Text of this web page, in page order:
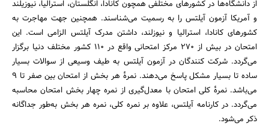
از دانشگاه‌ها در کشورهای مختلفی همچون کانادا، انگلستان، استرالیا، نیوزیلند
و آمریکا آزمون آیلتس را به رسمیت می‌شناسند. همچنین جهت مهاجرت به
کشورهای کانادا، استرالیا و نیوزلند، داشتن مدرک آیلتس الزامی است. این
امتحان در بیش از ۲۷۰ مرکز امتحانی واقع در ۱۱۰ کشور مختلف دنیا برگزار
می‌گردد. شرکت کنندگان در آزمون آیلتس به طیف وسیعی از سوالات بسیار
ساده تا بسیار مشکل پاسخ می‌دهند. نمرهٔ هر بخش از امتحان بین صفر تا ۹
می‌باشد. نمرهٔ کلی امتحان با معدل‌گیری از نمره چهار بخش امتحان محاسبه
می‌گردد. در کارنامه آیلتس، علاوه بر نمره کلی، نمره هر بخش به‌طور جداگانه
ذکر می‌شود.